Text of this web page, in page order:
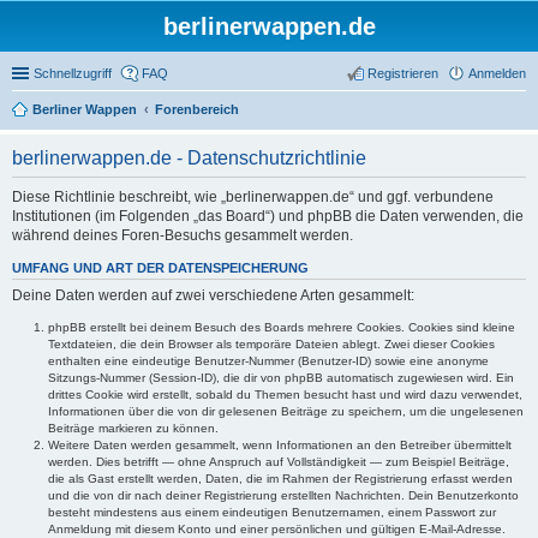
berlinerwappen.de
Schnellzugriff FAQ Anmelden
Registrieren
Berliner Wappen Forenbereich
berlinerwappen.de - Datenschutzrichtlinie
Diese Richtlinie beschreibt, wie „berlinerwappen.de“ und ggf. verbundene
Institutionen (im Folgenden „das Board“) und phpBB die Daten verwenden, die
während deines Foren-Besuchs gesammelt werden.
UMFANG UND ART DER DATENSPEICHERUNG
Deine Daten werden auf zwei verschiedene Arten gesammelt:
phpBB erstellt bei deinem Besuch des Boards mehrere Cookies. Cookies sind kleine
Textdateien, die dein Browser als temporäre Dateien ablegt. Zwei dieser Cookies
enthalten eine eindeutige Benutzer-Nummer (Benutzer-ID) sowie eine anonyme
Sitzungs-Nummer (Session-ID), die dir von phpBB automatisch zugewiesen wird. Ein
drittes Cookie wird erstellt, sobald du Themen besucht hast und wird dazu verwendet,
Informationen über die von dir gelesenen Beiträge zu speichern, um die ungelesenen
Beiträge markieren zu können.
Weitere Daten werden gesammelt, wenn Informationen an den Betreiber übermittelt
werden. Dies betrifft — ohne Anspruch auf Vollständigkeit — zum Beispiel Beiträge,
die als Gast erstellt werden, Daten, die im Rahmen der Registrierung erfasst werden
und die von dir nach deiner Registrierung erstellten Nachrichten. Dein Benutzerkonto
besteht mindestens aus einem eindeutigen Benutzernamen, einem Passwort zur
Anmeldung mit diesem Konto und einer persönlichen und gültigen E-Mail-Adresse.